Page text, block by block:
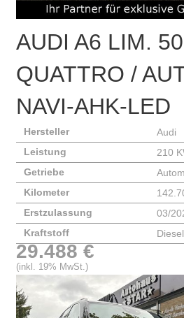
AUDI A6 LIM.
QUATTRO /
NAVI-AHK-LED
Hersteller
Audi
Leistung
210
Getriebe
Kilometer
Erstzulassung
03/
Kraftstoff
Diesel
29.488 €
(inkl. 19% MwSt.)